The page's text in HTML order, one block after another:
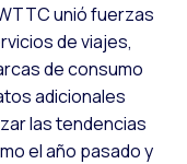
unió fuerzas
de viajes,
de consumo
adicionales
las tendencias
el año pasado y